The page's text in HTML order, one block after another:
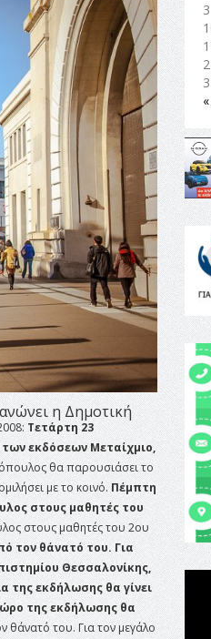
η Δημοτική
Τετάρτη 23
εκδόσεων Μεταίχμιο,
θα παρουσιάσει το
με το κοινό. Πέμπτη
στους μαθητές του
στους μαθητές του 2ου
τον θάνατό του. Για
Θεσσαλονίκης,
της εκδήλωσης θα γίνει
της εκδήλωσης θα
θάνατό του. Για τον μεγάλο
3